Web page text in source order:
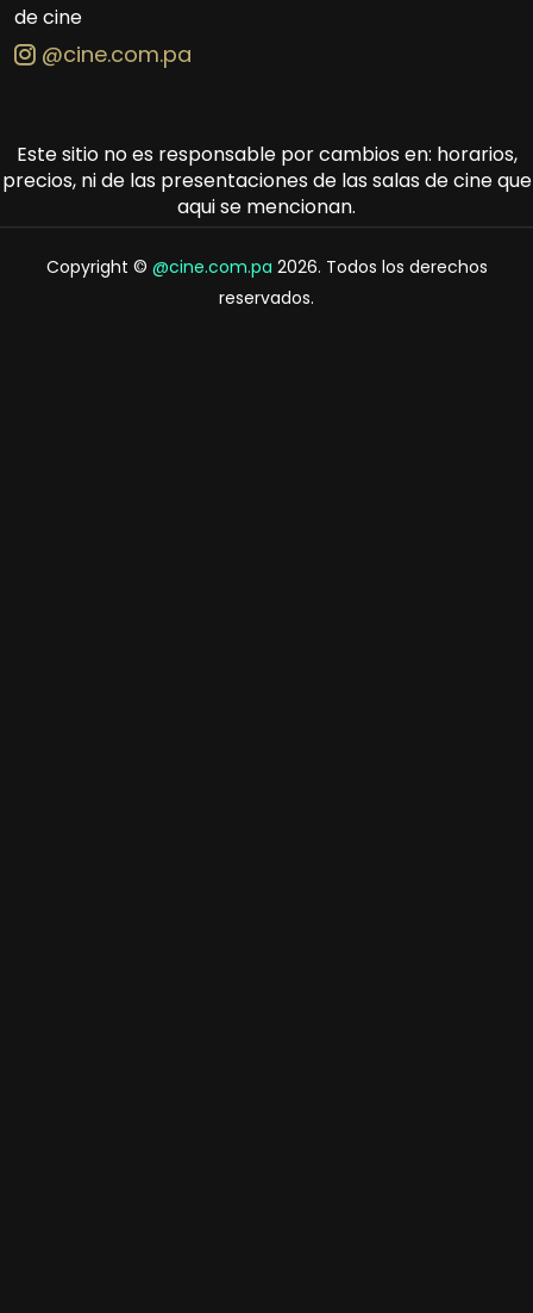
de cine
@cine.com.pa
Este sitio no es responsable por cambios en: horarios,
precios, ni de las presentaciones de las salas de cine que
aqui se mencionan.
Copyright © @cine.com.pa 2026. Todos los derechos
reservados.